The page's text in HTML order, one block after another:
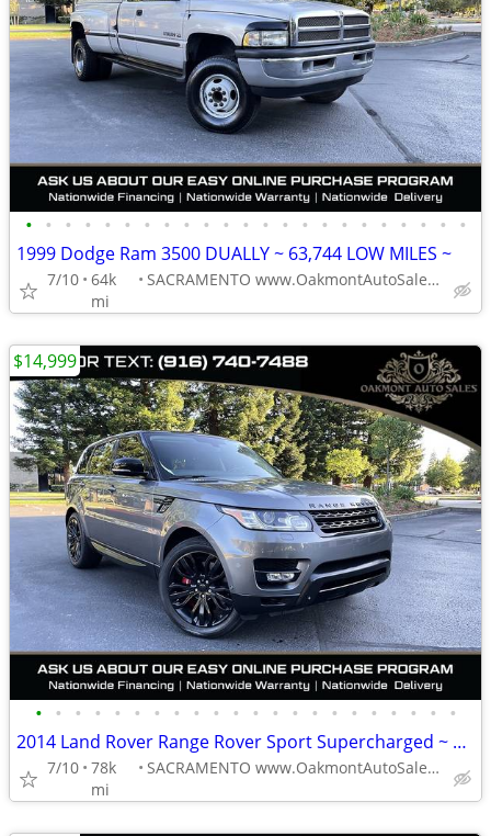
• • • • • • • • • • • • • • • • • • • • • • •
1999 Dodge Ram 3500 DUALLY ~ 63,744 LOW MILES ~
7/10 64k
mi
SACRAMENTO www.OakmontAutoSales.com
• • • • • • • • • • • • • • • • • • • • • •
2014 Land Rover Range Rover Sport Supercharged ~ ONE OWNER
7/10 78k
mi
SACRAMENTO www.OakmontAutoSales.com
$14,999